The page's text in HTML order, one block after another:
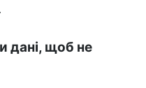
дані, щоб не